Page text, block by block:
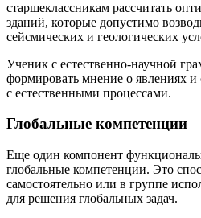
старшеклассникам рассчитать
зданий, которые допустимо
сейсмических и геологических
Ученик с естественно-научной
формировать мнение о явлениях и
с естественными процессами.
Глобальные компетенции
Еще один компонент
глобальные компетенции. Это
самостоятельно или в группе
для решения глобальных задач.